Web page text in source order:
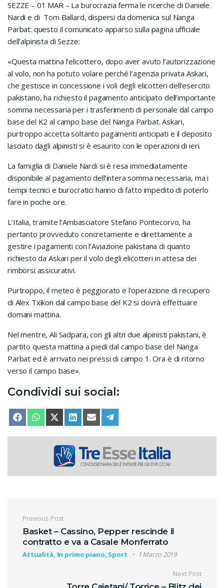
SEZZE – 01 MAR – La burocrazia ferma le ricerche di Daniele
Nardi e di Tom Ballard, dispersi da domenica sul Nanga
Parbat: questo il comunicato apparso sulla pagina ufficiale
dell’alpinista di Sezze:
«Questa mattina l’elicottero, dopo aver avuto l’autorizzazione
al volo, non ha potuto volare perché l’agenzia privata Askari,
che gestisce in concessione i voli degli elicotteri dell’esercito
pakistano, ha richiesto il pagamento anticipato dell’importante
somma necessaria per i trasferimenti di personale dal campo
base del K2 al campo base del Nanga Parbat. Askari,
purtroppo accetta soltanto pagamenti anticipati e il deposito
lasciato dagli alpinisti si è esaurito con le operazioni di ieri.
La famiglia di Daniele Nardi si è resa immediatamente
disponibile al pagamento dell’intera somma necessaria, ma i
tempi tecnici e burocratici hanno di fatto impedito di poterlo
fare in poche ore.
L’Italia, tramite l’Ambasciatore Stefano Pontecorvo, ha
pertanto provveduto concretamente e direttamente a
gestire i pagamenti con l’Aviazione pakistana di quanto
richiesto da Askari per il volo degli elicotteri in attesa dei
rimborsi assicurativi.
Purtroppo, il meteo è peggiorato e l’operazione di recupero
di Alex Txikon dal campo base del K2 si dovrà effettuare
domani mattina.
Nel mentre, Ali Sadpara, con gli altri due alpinisti pakistani, è
partito questa mattina a piedi dal campo base del Nanga
Parbat ed è arrivato nei pressi di campo 1. Ora è di ritorno
verso il campo base».
Condividi sui social:
SHARE ON
FACEBOOKSHARE ON
WHATSAPPSHARE ON
X (TWITTER)
SHARE ON
LINKEDINSHARE ON
EMAIL
Navigazione articoli
Previous Post
Basket – Cassino, Pepper rescinde il
contratto e va a Casale Monferrato
Attualità, In primo piano, Sport 1 Marzo 2019
Next Post